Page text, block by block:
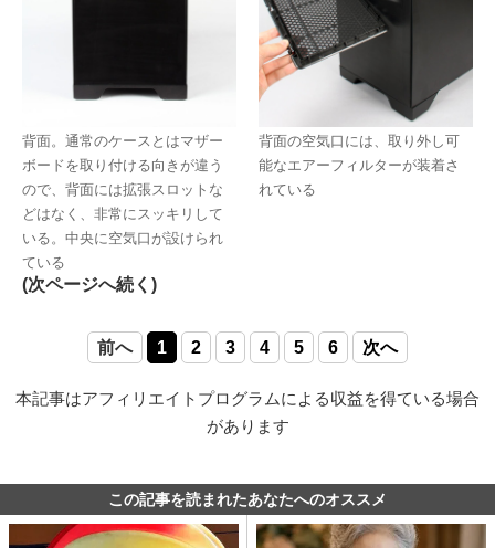
背面。通常のケースとはマザー
ボードを取り付ける向きが違う
ので、背面には拡張スロットな
どはなく、非常にスッキリして
いる。中央に空気口が設けられ
ている
背面の空気口には、取り外し可
能なエアーフィルターが装着さ
れている
(次ページへ続く)
前へ 1 2 3 4 5 6 次へ
本記事はアフィリエイトプログラムによる収益を得ている場合
があります
この記事を読まれたあなたへのオススメ